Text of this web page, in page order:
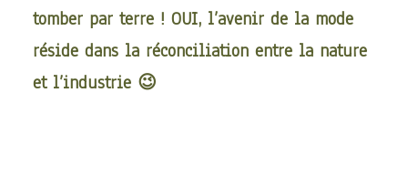
tomber par terre ! OUI, l’avenir de la mode
réside dans la réconciliation entre la nature
et l’industrie 😉